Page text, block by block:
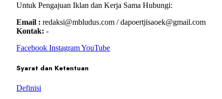
Untuk Pengajuan Iklan dan Kerja Sama Hubungi:
Email : redaksi@mbludus.com / dapoertjisaoek@gmail.com
Kontak: -
Facebook InstagramYouTube
Syarat dan Ketentuan
Definisi